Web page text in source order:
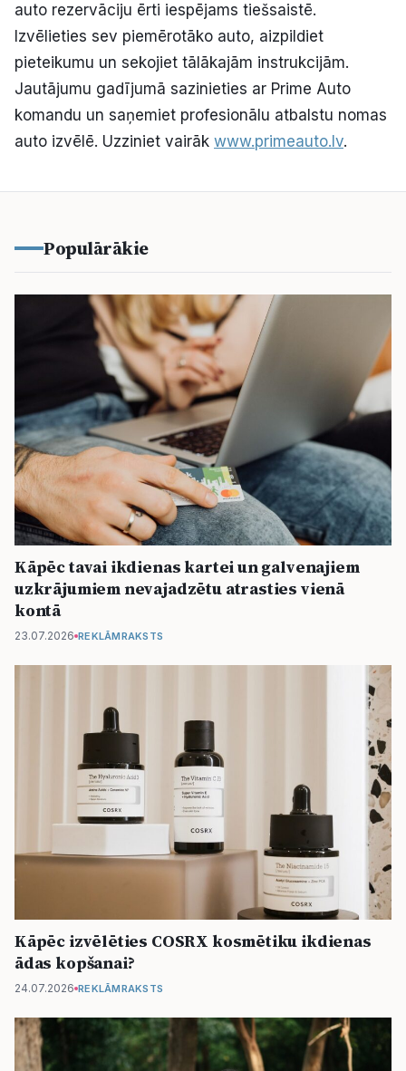
auto rezervāciju ērti iespējams tiešsaistē.
Izvēlieties sev piemērotāko auto, aizpildiet
pieteikumu un sekojiet tālākajām instrukcijām.
Jautājumu gadījumā sazinieties ar Prime Auto
komandu un saņemiet profesionālu atbalstu nomas
auto izvēlē. Uzziniet vairāk www.primeauto.lv.
Populārākie
Kāpēc tavai ikdienas kartei un galvenajiem
uzkrājumiem nevajadzētu atrasties vienā
kontā
23.07.2026 REKLĀMRAKSTS
Kāpēc izvēlēties COSRX kosmētiku ikdienas
ādas kopšanai?
24.07.2026 REKLĀMRAKSTS